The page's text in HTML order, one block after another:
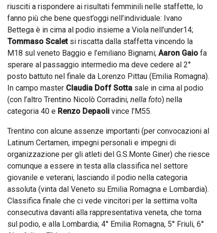
riusciti a rispondere ai risultati femminili nelle staffette, lo
fanno più che bene quest’oggi nell’individuale: Ivano
Bettega è in cima al podio insieme a Viola nell’under14;
Tommaso Scalet si riscatta dalla staffetta vincendo la
M18 sul veneto Baggio e l’emiliano Bignami; Aaron Gaio fa
sperare al passaggio intermedio ma deve cedere al 2°
posto battuto nel finale da Lorenzo Pittau (Emilia Romagna).
In campo master Claudia Doff Sotta sale in cima al podio
(con l’altro Trentino Nicolò Corradini, nella foto) nella
categoria 40 e Renzo Depaoli vince l’M55.
Trentino con alcune assenze importanti (per convocazioni al
Latinum Certamen, impegni personali e impegni di
organizzazione per gli atleti del G.S.Monte Giner) che riesce
comunque a essere in testa alla classifica nel settore
giovanile e veterani, lasciando il podio nella categoria
assoluta (vinta dal Veneto su Emilia Romagna e Lombardia).
Classifica finale che ci vede vincitori per la settima volta
consecutiva davanti alla rappresentativa veneta, che torna
sul podio, e alla Lombardia; 4° Emilia Romagna, 5° Friuli, 6°